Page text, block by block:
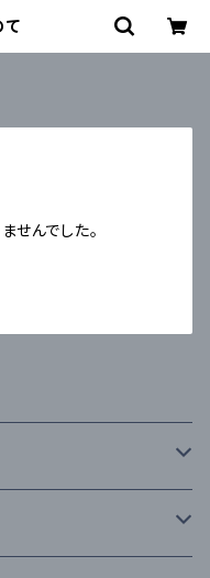
て
せんでした。